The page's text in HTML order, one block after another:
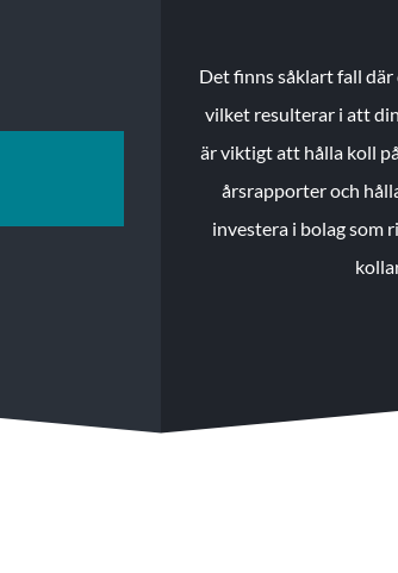
Det finns såklart fall
vilket resulterar i att
är viktigt att hålla koll
årsrapporter och
investera i bolag som